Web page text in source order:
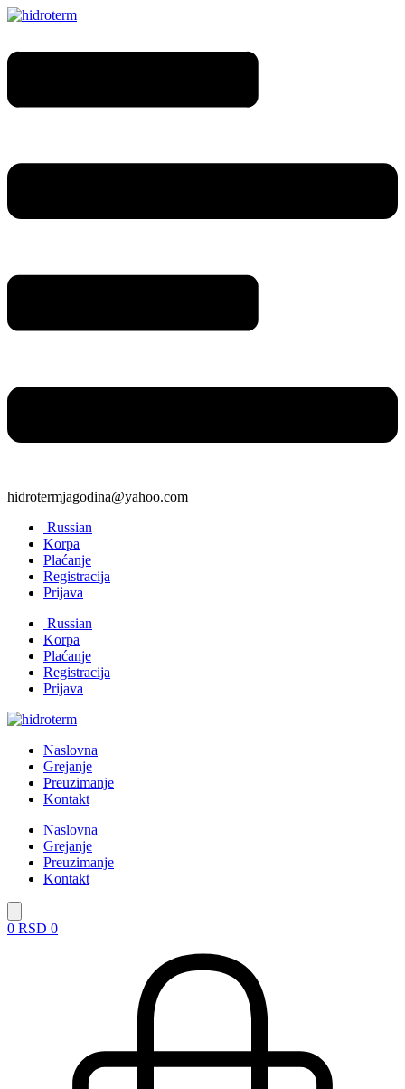
hidrotermjagodina@yahoo.com
Russian
Korpa
Plaćanje
Registracija
Prijava
Russian
Korpa
Plaćanje
Registracija
Prijava
Naslovna
Grejanje
Preuzimanje
Kontakt
Naslovna
Grejanje
Preuzimanje
Kontakt
0 RSD 0